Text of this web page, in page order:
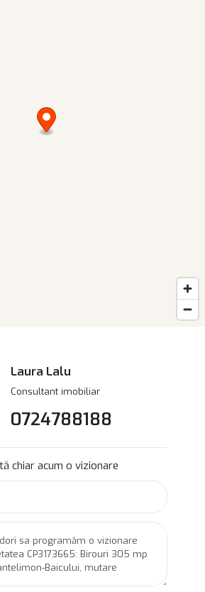
Laura Lalu
Consultant imobiliar
0724788188
chiar acum o vizionare